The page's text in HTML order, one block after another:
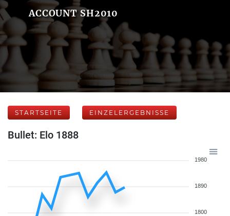
ACCOUNT SH2010
STARTSEITE EINZELERGEBNISSE
Bullet: Elo 1888
1980
1890
1800